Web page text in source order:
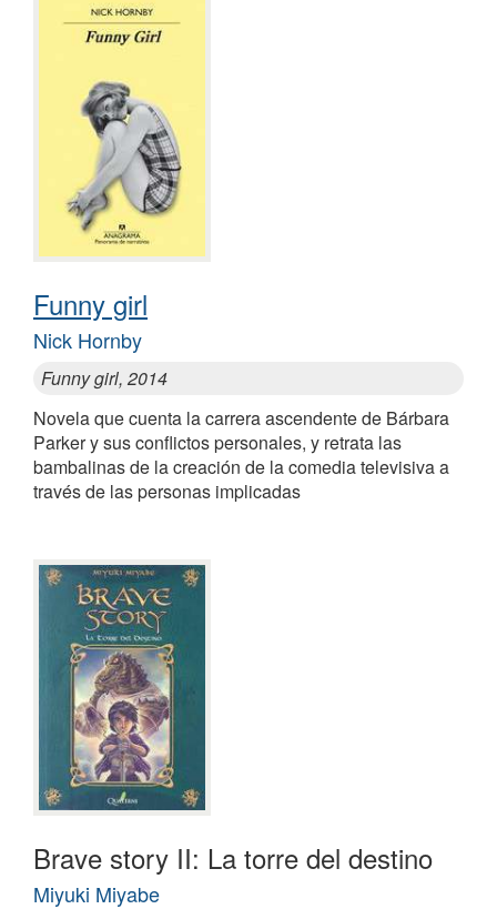
Funny girl
Nick Hornby
Funny girl, 2014
Novela que cuenta la carrera ascendente de Bárbara
Parker y sus conflictos personales, y retrata las
bambalinas de la creación de la comedia televisiva a
través de las personas implicadas
Brave story II: La torre del destino
Miyuki Miyabe